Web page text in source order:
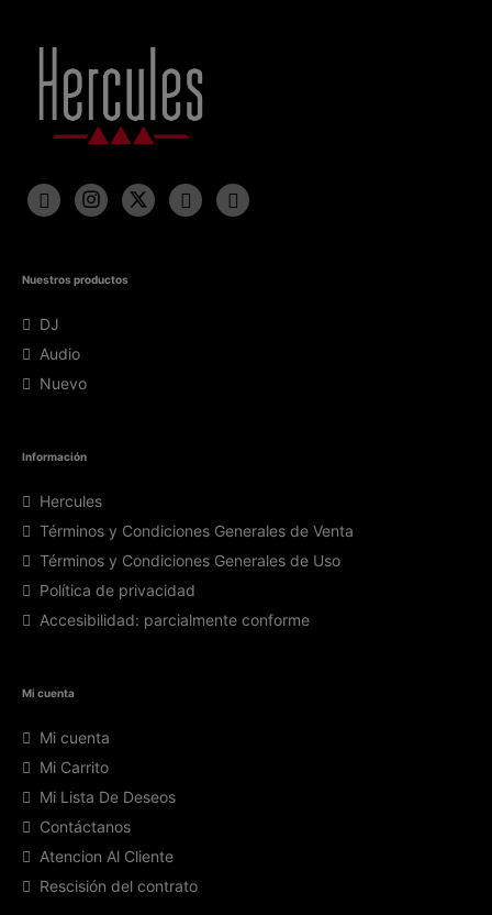
Nuestros productos
DJ
Audio
Nuevo
Información
Hercules
Términos y Condiciones Generales de Venta
Términos y Condiciones Generales de Uso
Política de privacidad
Accesibilidad: parcialmente conforme
Mi cuenta
Mi cuenta
Mi Carrito
Mi Lista De Deseos
Contáctanos
Atencion Al Cliente
Rescisión del contrato